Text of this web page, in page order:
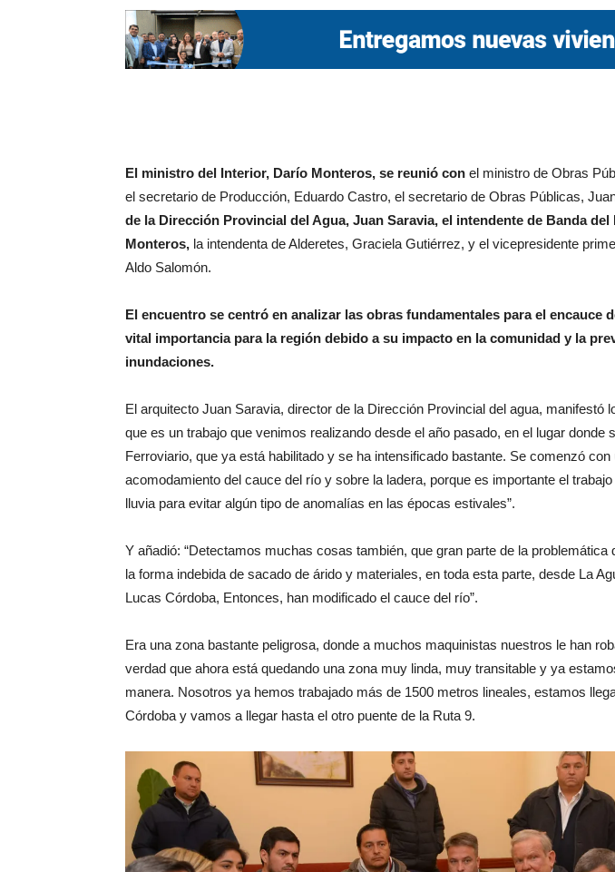
El ministro del Interior, Darío Monteros, se reunió con el ministro de Obras
el secretario de Producción, Eduardo Castro, el secretario de Obras Públicas,
de la Dirección Provincial del Agua, Juan Saravia, el intendente de Banda del
Monteros, la intendenta de Alderetes, Graciela Gutiérrez, y el vicepresidente
Aldo Salomón.
El encuentro se centró en analizar las obras fundamentales para el encauce
vital importancia para la región debido a su impacto en la comunidad y la
inundaciones.
El arquitecto Juan Saravia, director de la Dirección Provincial del agua, manifestó
que es un trabajo que venimos realizando desde el año pasado, en el lugar donde
Ferroviario, que ya está habilitado y se ha intensificado bastante. Se comenzó
acomodamiento del cauce del río y sobre la ladera, porque es importante el
lluvia para evitar algún tipo de anomalías en las épocas estivales”.
Y añadió: “Detectamos muchas cosas también, que gran parte de la problemática
la forma indebida de sacado de árido y materiales, en toda esta parte, desde La
Lucas Córdoba, Entonces, han modificado el cauce del río”.
Era una zona bastante peligrosa, donde a muchos maquinistas nuestros le han
verdad que ahora está quedando una zona muy linda, muy transitable y ya
manera. Nosotros ya hemos trabajado más de 1500 metros lineales, estamos
Córdoba y vamos a llegar hasta el otro puente de la Ruta 9.